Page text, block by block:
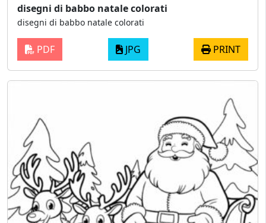
disegni di babbo natale colorati
disegni di babbo natale colorati
PDF JPG PRINT